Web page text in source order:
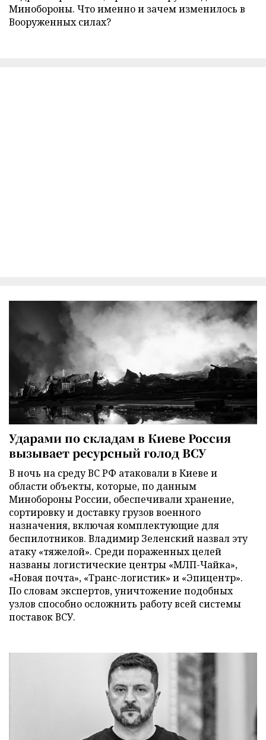
Минобороны. Что именно и зачем изменилось в
Вооруженных силах?
Ударами по складам в Киеве Россия
вызывает ресурсный голод ВСУ
В ночь на среду ВС РФ атаковали в Киеве и
области объекты, которые, по данным
Минобороны России, обеспечивали хранение,
сортировку и доставку грузов военного
назначения, включая комплектующие для
беспилотников. Владимир Зеленский назвал эту
атаку «тяжелой». Среди пораженных целей
названы логистические центры «МЛП-Чайка»,
«Новая почта», «Транс-логистик» и «Эпицентр».
По словам экспертов, уничтожение подобных
узлов способно осложнить работу всей системы
поставок ВСУ.